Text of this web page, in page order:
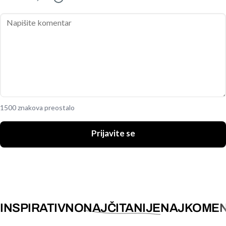
1500 znakova preostalo
Prijavite se
INSPIRATIVNONAJČITANIJE